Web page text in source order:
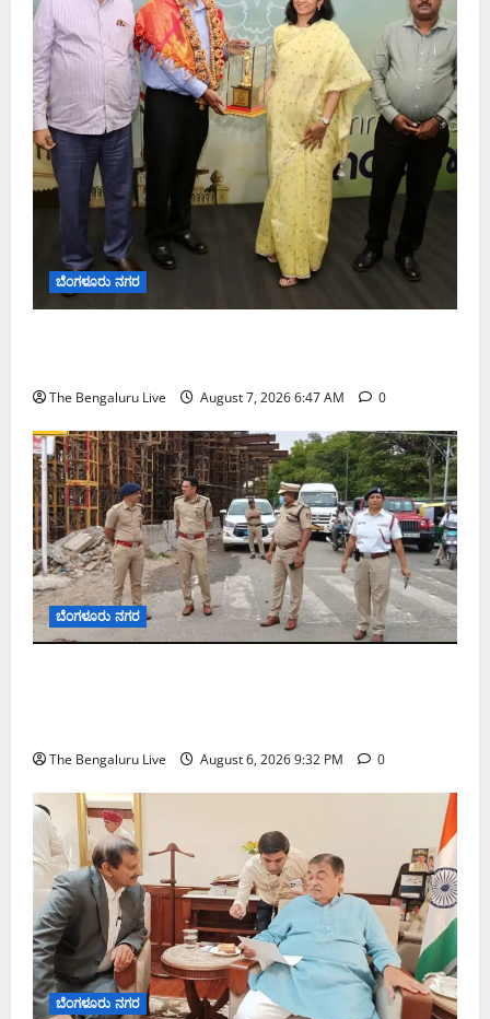
ಬೆಂಗಳೂರು ನಗರ
The Bengaluru Live August 7, 2026 6:47 AM 0
ಬೆಂಗಳೂರು ನಗರ
The Bengaluru Live August 6, 2026 9:32 PM 0
ಬೆಂಗಳೂರು ನಗರ